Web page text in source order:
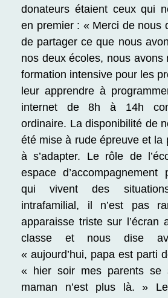
donateurs étaient ceux qui
en premier : « Merci de nous
de partager ce que nous
nos deux écoles, nous avons
formation intensive pour les
leur apprendre à
internet de 8h à 14h
ordinaire. La disponibilité de
été mise à rude épreuve et la
à s’adapter. Le rôle de
espace
qui vivent des
intrafamilial, il n’est pas
apparaisse triste sur l’écran
classe et nous dise
« aujourd’hui, papa est parti
« hier soir mes parents se
maman n’est plus là. »